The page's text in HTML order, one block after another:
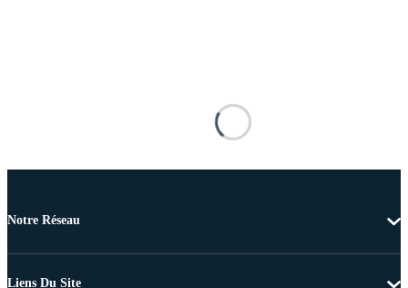
Notre Réseau
Liens Du Site